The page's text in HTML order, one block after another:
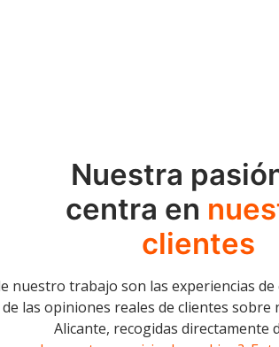
Nuestra
centra en
clientes
nuestro trabajo son las experiencias
las opiniones reales de clientes
Alicante, recogidas directamente